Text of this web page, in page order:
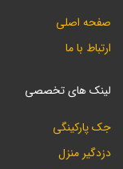
صفحه اصلی
ارتباط با ما
لینک های تخصصی
جک پارکینگی
دزدگیر منزل